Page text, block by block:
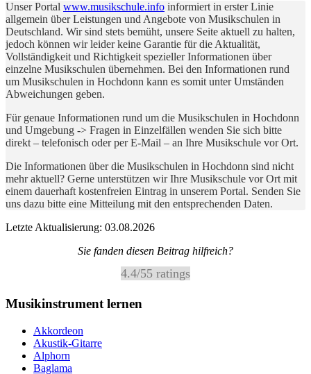
Unser Portal www.musikschule.info informiert in erster Linie
allgemein über Leistungen und Angebote von Musikschulen in
Deutschland. Wir sind stets bemüht, unsere Seite aktuell zu halten,
jedoch können wir leider keine Garantie für die Aktualität,
Vollständigkeit und Richtigkeit spezieller Informationen über
einzelne Musikschulen übernehmen. Bei den Informationen rund
um Musikschulen in Hochdonn kann es somit unter Umständen
Abweichungen geben.
Für genaue Informationen rund um die Musikschulen in Hochdonn
und Umgebung -> Fragen in Einzelfällen wenden Sie sich bitte
direkt – telefonisch oder per E-Mail – an Ihre Musikschule vor Ort.
Die Informationen über die Musikschulen in Hochdonn sind nicht
mehr aktuell? Gerne unterstützen wir Ihre Musikschule vor Ort mit
einem dauerhaft kostenfreien Eintrag in unserem Portal. Senden Sie
uns dazu bitte eine Mitteilung mit den entsprechenden Daten.
Letzte Aktualisierung: 03.08.2026
Sie fanden diesen Beitrag hilfreich?
4.4/55 ratings
Musikinstrument lernen
Akkordeon
Akustik-Gitarre
Alphorn
Baglama